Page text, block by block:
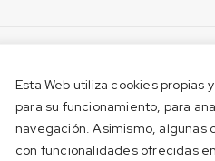
Esta Web utiliza cookies propias
para su funcionamiento, para
navegación. Asimismo, algunas
con funcionalidades ofrecidas